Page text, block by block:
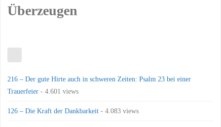
Überzeugen
216 – Der gute Hirte auch in schweren Zeiten: Psalm 23 bei einer
Trauerfeier - 4.601 views
126 – Die Kraft der Dankbarkeit - 4.083 views